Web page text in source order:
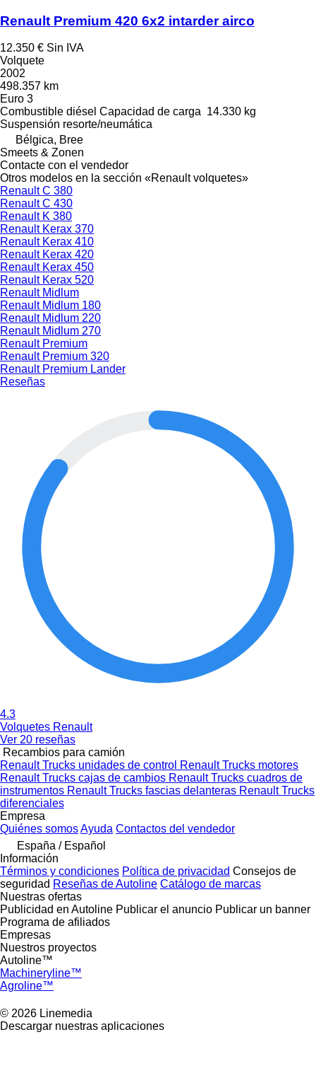
Renault Premium 420 6x2 intarder airco
12.350 € Sin IVA
Volquete
2002
498.357 km
Euro 3
Combustible diésel Capacidad de carga 14.330 kg
Suspensión resorte/neumática
Bélgica, Bree
Smeets & Zonen
Contacte con el vendedor
Otros modelos en la sección «Renault volquetes»
Renault C 380
Renault C 430
Renault K 380
Renault Kerax 370
Renault Kerax 410
Renault Kerax 420
Renault Kerax 450
Renault Kerax 520
Renault Midlum
Renault Midlum 180
Renault Midlum 220
Renault Midlum 270
Renault Premium
Renault Premium 320
Renault Premium Lander
Reseñas
4.3
Volquetes Renault
Ver 20 reseñas
Recambios para camión
Renault Trucks unidades de control Renault Trucks motores
Renault Trucks cajas de cambios Renault Trucks cuadros de
instrumentos Renault Trucks fascias delanteras Renault Trucks
diferenciales
Empresa
Quiénes somosAyuda Contactos del vendedor
España / Español
Información
Términos y condiciones Política de privacidad Consejos de
seguridad Reseñas de Autoline Catálogo de marcas
Nuestras ofertas
Publicidad en Autoline Publicar el anuncio Publicar un banner
Programa de afiliados
Empresas
Nuestros proyectos
Autoline™
Machineryline™
Agroline™
© 2026 Linemedia
Descargar nuestras aplicaciones